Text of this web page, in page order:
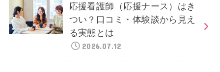
応援看護師（応援ナース）はき
つい？口コミ・体験談から見え
る実態とは
2026.07.12